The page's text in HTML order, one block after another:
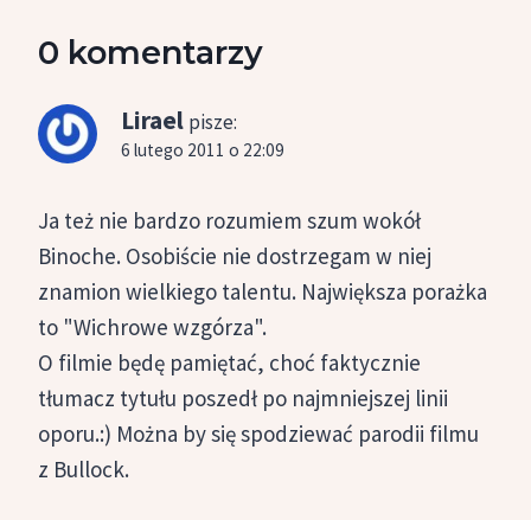
0 komentarzy
Lirael pisze:
6 lutego 2011 o 22:09
Ja też nie bardzo rozumiem szum wokół
Binoche. Osobiście nie dostrzegam w niej
znamion wielkiego talentu. Największa porażka
to "Wichrowe wzgórza".
O filmie będę pamiętać, choć faktycznie
tłumacz tytułu poszedł po najmniejszej linii
oporu.:) Można by się spodziewać parodii filmu
z Bullock.